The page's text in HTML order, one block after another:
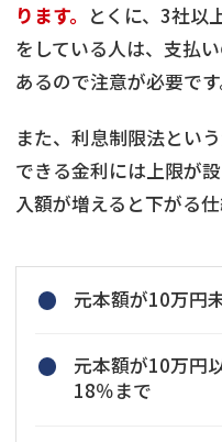
ります。 とくに、3社以
をしている人は、支払
あるので注意が必要です
また、利息制限法とい
できる金利には上限が
入額が増えると下がる
元本額が10万
元本額が10万
18％まで